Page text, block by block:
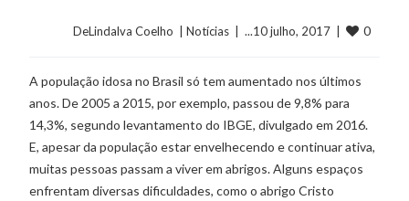
	    	DeLindalva Coelho  |
Notícias
  |  ...10 julho, 2017  |
0
A população idosa no Brasil só tem aumentado nos últimos
anos. De 2005 a 2015, por exemplo, passou de 9,8% para
14,3%, segundo levantamento do IBGE, divulgado em 2016.
E, apesar da população estar envelhecendo e continuar ativa,
muitas pessoas passam a viver em abrigos. Alguns espaços
enfrentam diversas dificuldades, como o abrigo Cristo